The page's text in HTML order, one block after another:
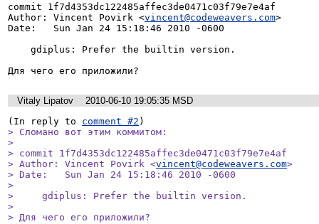
commit 1f7d4353dc122485affec3de0471c03f79e7e4af
Author: Vincent Povirk <vincent@codeweavers.com>
Date:   Sun Jan 24 15:18:46 2010 -0600
Vitaly Lipatov
2010-06-10 19:05:35 MSD
(In reply to comment #2
> Сломано вот этим коммитом:
>
> commit 1f7d4353dc122485affec3de0471c03f79e7e4af
> Author: Vincent Povirk <vincent@codeweavers.com>
> Date:   Sun Jan 24 15:18:46 2010 -0600
>
>     gdiplus: Prefer the builtin version.
>
> Для чего его приложили?